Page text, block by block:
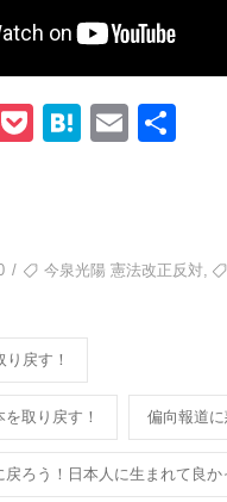
Li
P
H
a
E
/ TAGS今泉光陽 憲法改正反対
り戻す！
取り戻す！ 偏向報道
ろう！日本人に生まれて良か